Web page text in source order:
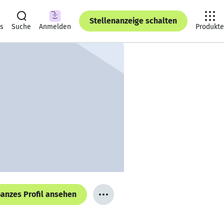
Suche Anmelden
Stellenanzeige schalten
Produkte
Profil ansehen